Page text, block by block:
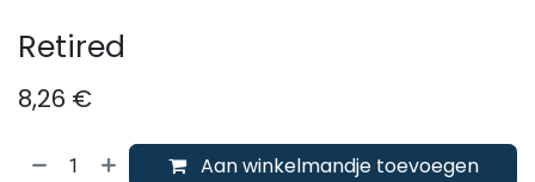
Retired
8,26 €
Aan winkelmandje toevoegen